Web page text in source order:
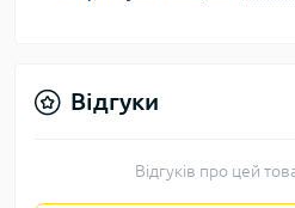
Відгуки
Відгуків про цей